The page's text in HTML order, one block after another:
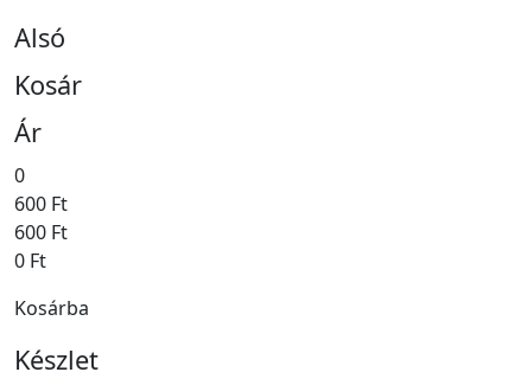
Alsó
Kosár
Ár
0
600 Ft
600 Ft
0 Ft
Kosárba
Készlet